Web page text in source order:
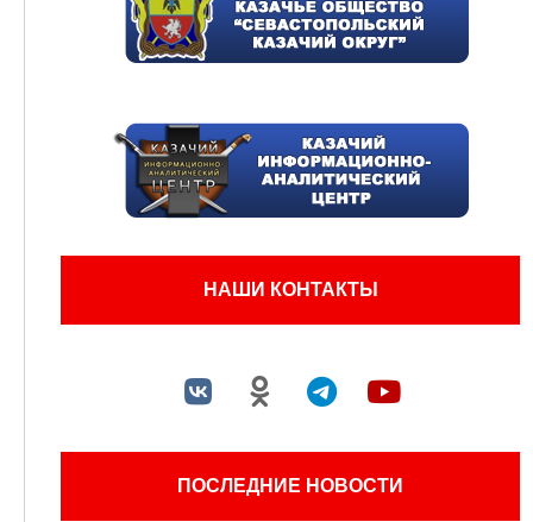
НАШИ КОНТАКТЫ
ПОСЛЕДНИЕ НОВОСТИ